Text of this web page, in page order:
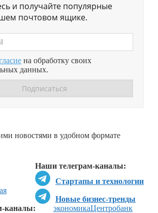
и получайте популярные
почтовом ящике.
на обработку своих
данных.
новостями в удобном формате
Наши телеграм-каналы:
Стартапы и технологии
Новые бизнес-тренды
каналы:
экономикаЦентробанк